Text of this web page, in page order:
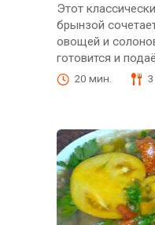
Этот
брынзой
овощей и
готовится и
20 мин. 3